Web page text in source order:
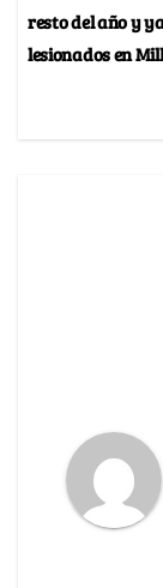
resto del año y
lesionados en